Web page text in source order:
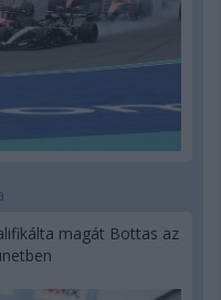
magát Bottas az